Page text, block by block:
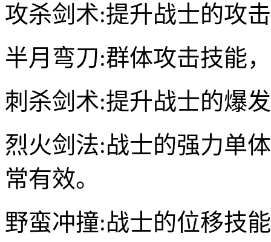
攻杀剑术:提升战士的攻
半月弯刀:群体攻击技能
刺杀剑术:提升战士的爆
烈火剑法:战士的强力单
常有效。
野蛮冲撞:战士的位移技